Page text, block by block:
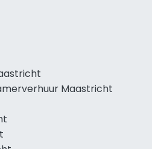
Maastricht